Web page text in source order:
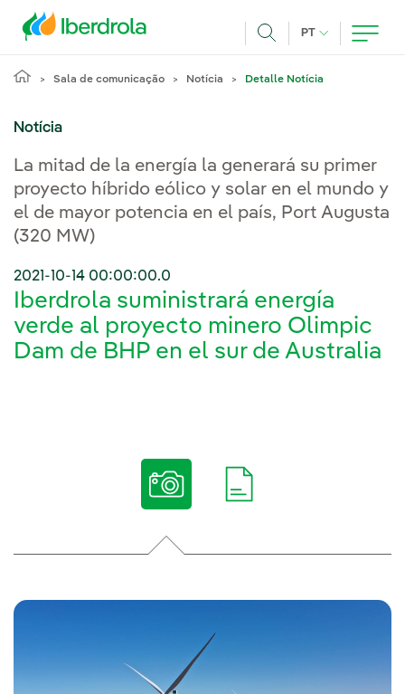
PT IDIOMA ATUAL,
Sala de comunicação Notícia Detalle Notícia
Notícia
La mitad de la energía la generará su primer
proyecto híbrido eólico y solar en el mundo y
el de mayor potencia en el país, Port Augusta
(320 MW)
2021-10-14 00:00:00.0
Iberdrola suministrará energía
verde al proyecto minero Olimpic
Dam de BHP en el sur de Australia